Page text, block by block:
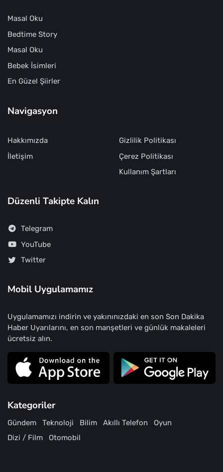
Masal Oku
Bedtime Story
Masal Oku
Bebek İsimleri
En Güzel Şiirler
Navigasyon
Hakkımızda
İletişim
Gizlilik Politikası
Çerez Politikası
Kullanım Şartları
Düzenli Takipte Kalın
Telegram
YouTube
Twitter
Mobil Uygulamamız
Uygulamamızı indirin ve yakınınızdaki en son Son Dakika
Haber Uyarılarını, en son manşetleri ve günlük makaleleri
ücretsiz alın.
Kategoriler
Gündem Teknoloji Bilim Akıllı Telefon
Oyun
Dizi / Film
Otomobil